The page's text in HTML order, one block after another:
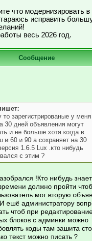
что модернизировать в
исправить
весь 2026 год.
Сообщение
то зарегистрированые у меня
30 дней объявления могут
и не больше хотя когда в
и 60 и 90 а сохраняет на 30
1.6.5 Lux .кто нибудь
с этим ?
!Кто нибудь знает
должно пройти чтоб
мог вторую
ешё администратору
чтоб при
блоков с админки можно
коды там зашита
текст можно писать ?